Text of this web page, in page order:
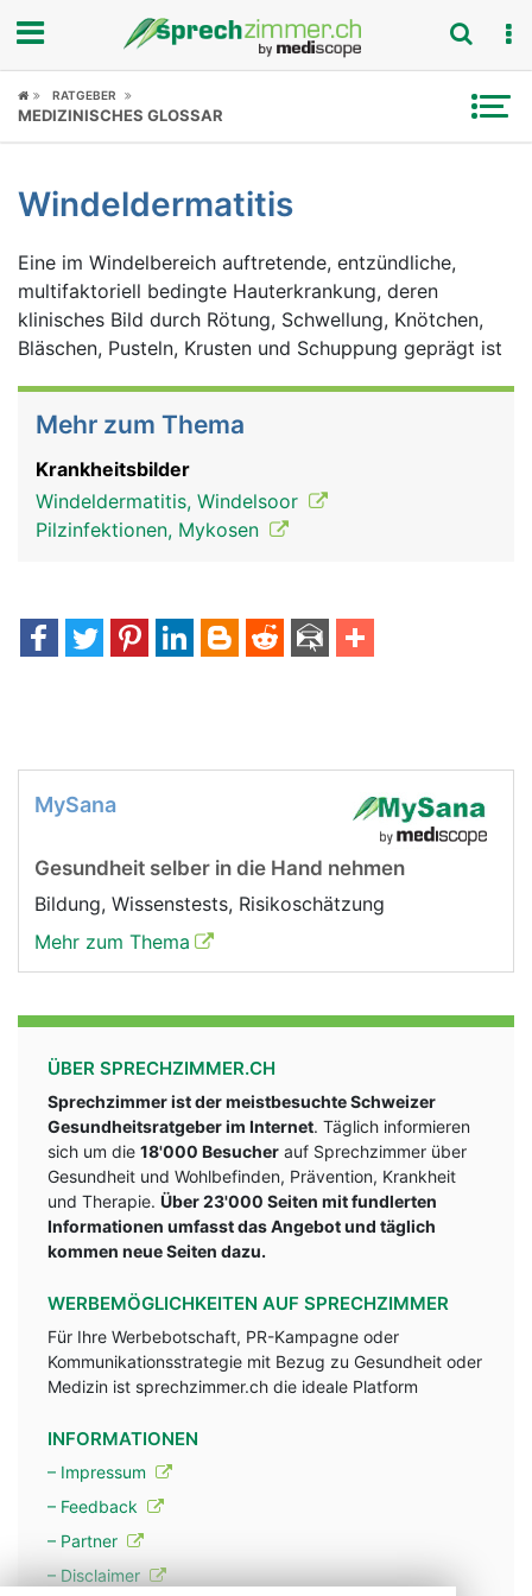
Fokus
Symptome
Untersuchungen
News
Ratgeber
Rubriken
RATGEBER
MEDIZINISCHES GLOSSAR
Windeldermatitis
Eine im Windelbereich auftretende, entzündliche,
multifaktoriell bedingte Hauterkrankung, deren
klinisches Bild durch Rötung, Schwellung, Knötchen,
Bläschen, Pusteln, Krusten und Schuppung geprägt ist
Mehr zum Thema
Krankheitsbilder
Windeldermatitis, Windelsoor
Pilzinfektionen, Mykosen
MySana
Gesundheit selber in die Hand nehmen
Bildung, Wissenstests, Risikoschätzung
Mehr zum Thema
ÜBER SPRECHZIMMER.CH
Sprechzimmer ist der meistbesuchte Schweizer
Gesundheitsratgeber im Internet. Täglich informieren
sich um die 18'000 Besucher auf Sprechzimmer über
Gesundheit und Wohlbefinden, Prävention, Krankheit
und Therapie. Über 23'000 Seiten mit fundlerten
Informationen umfasst das Angebot und täglich
kommen neue Seiten dazu.
WERBEMÖGLICHKEITEN AUF SPRECHZIMMER
Für Ihre Werbebotschaft, PR-Kampagne oder
Kommunikationsstrategie mit Bezug zu Gesundheit oder
Medizin ist sprechzimmer.ch die ideale Platform
INFORMATIONEN
– Impressum
– Feedback
– Partner
– Disclaimer